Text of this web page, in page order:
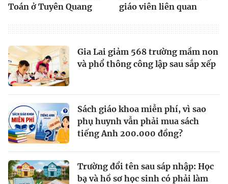
Toán ở Tuyên Quang
giáo viên liên quan
Gia Lai giảm 568 trường mầm non
và phổ thông công lập sau sắp xếp
Sách giáo khoa miễn phí, vì sao
phụ huynh vẫn phải mua sách
tiếng Anh 200.000 đồng?
Trường đổi tên sau sáp nhập: Học
bạ và hồ sơ học sinh có phải làm